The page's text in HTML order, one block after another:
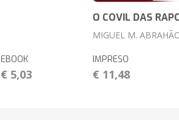
EBOOK
€ 5,03
O COVIL DAS
MIGUEL M.
IMPRESO
€ 11,48